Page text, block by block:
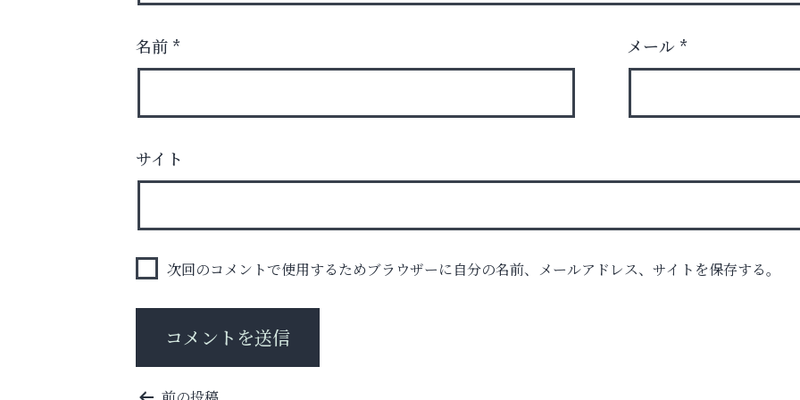
ご不要品の売却はトレファク出張買取へ
アクイール芦屋店
名前 * メール *
サイト
次回のコメントで使用するためブラウザーに自分の名前、メールアドレス、サイトを保存する。